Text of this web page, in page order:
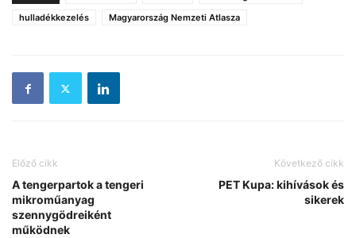
hulladékkezelés
Magyarország Nemzeti Atlasza
Előző cikk
A tengerpartok a tengeri
mikroműanyag
szennygödreiként
működnek
Következő cikk
PET Kupa: kihívások és
sikerek